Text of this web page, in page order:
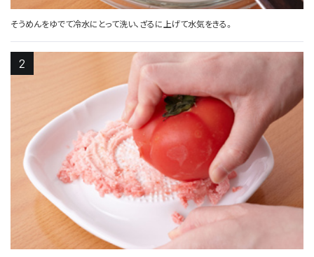
そうめんをゆでて冷水にとって洗い、ざるに上げて水気をきる。